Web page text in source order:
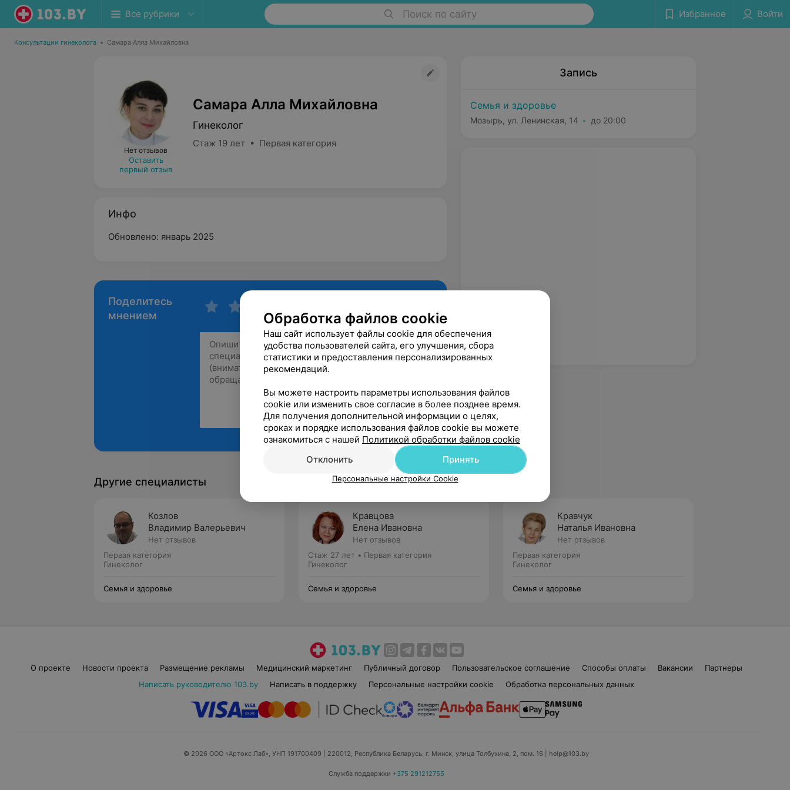
Все рубрики Поиск по сайту Избранное Войти
Консультации гинеколога • Самара Алла Михайловна
Нет отзывов
Оставить
первый отзыв
Самара Алла Михайловна
Гинеколог
Стаж 19 лет • Первая категория
Инфо
Обновлено: январь 2025
Поделитесь
мнением
Рекомендую
Запись
Семья и здоровье
Мозырь, ул. Ленинская, 14 до 20:00
Другие специалисты
Козлов
Владимир Валерьевич
Нет отзывов
Первая категория
Гинеколог
Семья и здоровье
Кравцова
Елена Ивановна
Нет отзывов
Стаж 27 лет • Первая категория
Гинеколог
Семья и здоровье
Кравчук
Наталья Ивановна
Нет отзывов
Первая категория
Гинеколог
Семья и здоровье
О проекте Новости проекта Размещение рекламы Медицинский маркетинг Публичный договор Пользовательское соглашение Способы оплаты Вакансии
Партнеры
Написать руководителю 103.by
Написать в поддержку Персональные настройки cookie Обработка персональных данных
© 2026 ООО «Артокс Лаб», УНП 191700409 | 220012, Республика Беларусь, г. Минск, улица Толбухина, 2, пом. 16 | help@103.by
Служба поддержки +375 291212755
Обработка файлов cookie
Наш сайт использует файлы cookie для обеспечения
удобства пользователей сайта, его улучшения, сбора
статистики и предоставления персонализированных
рекомендаций.
Вы можете настроить параметры использования файлов
cookie или изменить свое согласие в более позднее время.
Для получения дополнительной информации о целях,
сроках и порядке использования файлов cookie вы можете
ознакомиться с нашей Политикой обработки файлов cookie
Отклонить
Принять
Персональные настройки Cookie